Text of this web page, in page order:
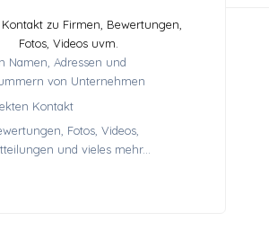
zu Firmen, Bewertungen,
Fotos, Videos uvm.
Namen, Adressen und
von Unternehmen
Kontakt
Fotos, Videos,
und vieles mehr...